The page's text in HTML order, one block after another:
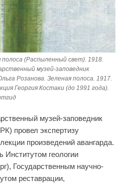
(Распыленный свет). 1918.
музей-заповедник
Розанова. Зеленая полоса. 1917.
Георгия Костаки (до 1991 года).
музей-заповедник
провел экспертизу
произведений авангарда.
Институтом геологии
Государственным научно-
реставрации,